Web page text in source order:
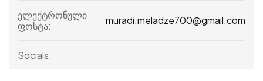
ელექტრონული
ფოსტა:
muradi.meladze700@gmail.com
Socials: